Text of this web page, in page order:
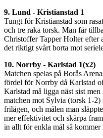
9. Lund - Kristianstad 1
Tungt för Kristianstad som
och tre raka torsk. Man får
Christoffer Tapper Holter efter
det riktigt svårt borta mot
10. Norrby - Karlstad 1(x2)
Matchen spelas på Borås
fördel för Norrby då Karlstad
Karlstad må ligga näst sist
matchen mot Sylvia (torsk 1-2)
frilägen, och målen man
mer effektivitet och skärpa
in allt för enkla mål så kommer